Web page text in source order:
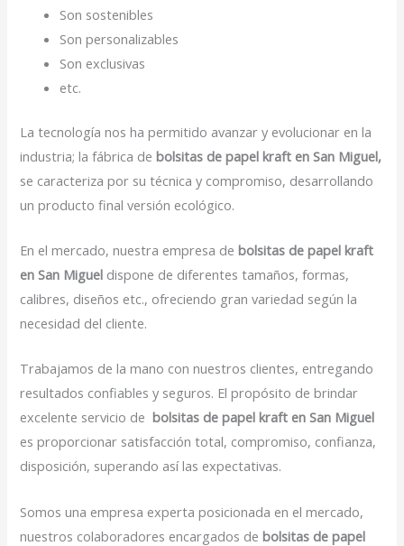
Son sostenibles
Son personalizables
Son exclusivas
etc.
La tecnología nos ha permitido avanzar y evolucionar en la
industria; la fábrica debolsitas de papel kraft en San Miguel,
se caracteriza por su técnica y compromiso, desarrollando
un producto final versión ecológico.
En el mercado, nuestra empresa debolsitas de papel kraft
en San Miguel dispone de diferentes tamaños, formas,
calibres, diseños etc., ofreciendo gran variedad según la
necesidad del cliente.
Trabajamos de la mano con nuestros clientes, entregando
resultados confiables y seguros. El propósito de brindar
excelente servicio debolsitas de papel kraft en San Miguel
es proporcionar satisfacción total, compromiso, confianza,
disposición, superando así las expectativas.
Somos una empresa experta posicionada en el mercado,
nuestros colaboradores encargados debolsitas de papel